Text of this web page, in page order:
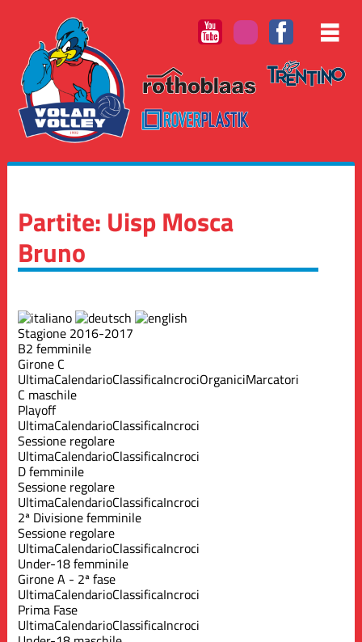
Partite: Uisp Mosca
Bruno
Stagione 2016-2017
B2 femminile
Girone C
UltimaCalendarioClassificaIncrociOrganiciMarcatori
C maschile
Playoff
UltimaCalendarioClassificaIncroci
Sessione regolare
UltimaCalendarioClassificaIncroci
D femminile
Sessione regolare
UltimaCalendarioClassificaIncroci
2ª Divisione femminile
Sessione regolare
UltimaCalendarioClassificaIncroci
Under-18 femminile
Girone A - 2ª fase
UltimaCalendarioClassificaIncroci
Prima Fase
UltimaCalendarioClassificaIncroci